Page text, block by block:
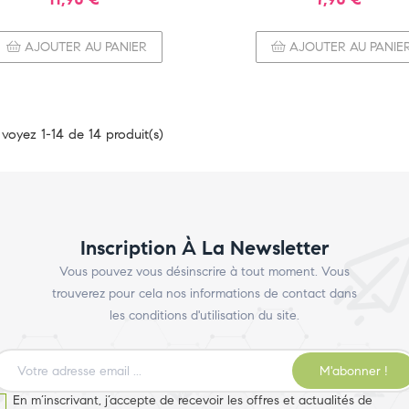
AJOUTER AU PANIER AJOUTER AU
1-14 de 14 produit(s)
Inscription À La Newsletter
Vous pouvez vous désinscrire à tout moment. Vous
trouverez pour cela nos informations de contact dans
les conditions d'utilisation du site.
M'abonner !
En m’inscrivant, j’accepte de recevoir les offres et actualités de